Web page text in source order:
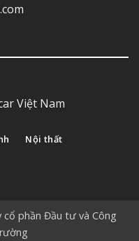
Việt Nam
Nội thất
phần Đầu tư và Công